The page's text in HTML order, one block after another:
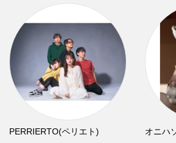
PERRIERTO(ペリエト) オニハ